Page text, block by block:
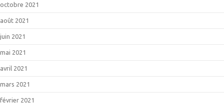
octobre 2021
août 2021
juin 2021
mai 2021
avril 2021
mars 2021
février 2021